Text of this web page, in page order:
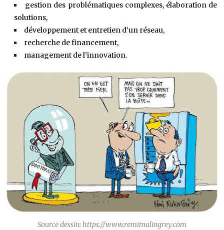
gestion des problématiques complexes, élaboration de
solutions,
développement et entretien d’un réseau,
recherche de financement,
management de l’innovation.
Source dessin: https://www.remimalingrey.com